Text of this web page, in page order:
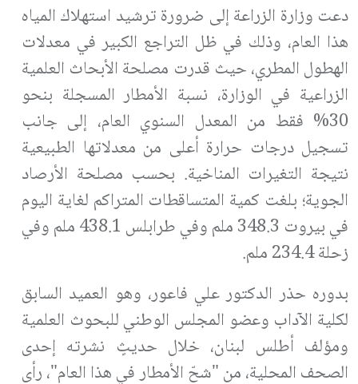
دعت وزارة الزراعة إلى ضرورة ترشيد استهلاك المياه
هذا العام، وذلك في ظل التراجع الكبير في معدلات
الهطول المطري، حيث قدرت مصلحة الأبحاث العلمية
الزراعية في الوزارة، نسبة الأمطار المسجلة بنحو
30% فقط من المعدل السنوي العام، إلى جانب
تسجيل درجات حرارة أعلى من معدلاتها الطبيعية
نتيجة التغيرات المناخية. بحسب مصلحة الأرصاد
الجوية؛ بلغت كمية المتساقطات المتراكم لغاية اليوم
في بيروت 348.3 ملم وفي طرابلس 438.1 ملم وفي
زحلة 234.4 ملم.
بدوره حذر الدكتور علي فاعور، وهو العميد السابق
لكلية الآداب وعضو المجلس الوطني للبحوث العلمية
ومؤلف أطلس لبنان، خلال حديثٍ نشرته إحدى
الصحف المحلية، من "شحّ الأمطار في هذا العام"، رأى